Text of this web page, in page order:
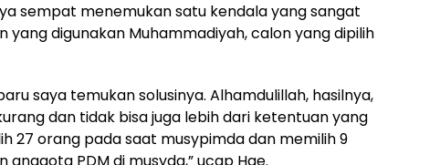
sempat menemukan satu kendala yang sangat
yang digunakan Muhammadiyah, calon yang dipilih
saya temukan solusinya. Alhamdulillah, hasilnya,
dan tidak bisa juga lebih dari ketentuan yang
27 orang pada saat musypimda dan memilih 9